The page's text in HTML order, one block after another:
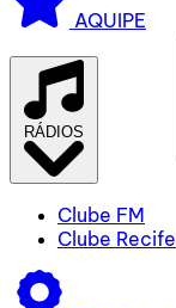
AQUIPE
RÁDIOS
Clube FM
Clube Recife